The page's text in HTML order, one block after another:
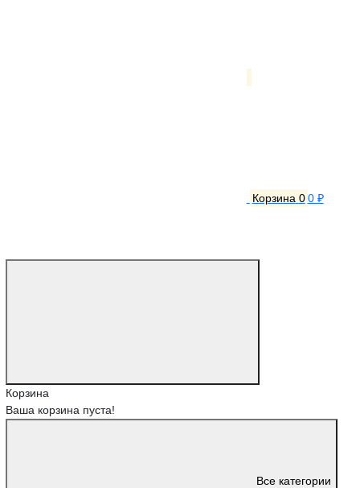
Корзина 0 0 ₽
Корзина
Ваша корзина пуста!
Все категории